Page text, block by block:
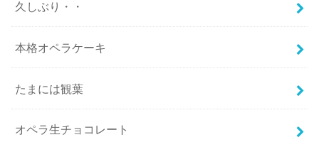
久しぶり・・
本格オペラケーキ
たまには観葉
オペラ生チョコレート